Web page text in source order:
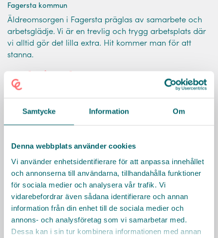
Samtycke Information Om
Denna webbplats använder cookies
Vi använder enhetsidentifierare för att anpassa innehållet
och annonserna till användarna, tillhandahålla funktioner
för sociala medier och analysera vår trafik. Vi
vidarebefordrar även sådana identifierare och annan
information från din enhet till de sociala medier och
annons- och analysföretag som vi samarbetar med.
Dessa kan i sin tur kombinera informationen med annan
Fagersta kommun
Äldreomsorgen i Fagersta präglas av samarbete och
arbetsglädje. Vi är en trevlig och trygg arbetsplats där
vi alltid gör det lilla extra. Hit kommer man för att
stanna.
VERKTYG
UTBILDNING